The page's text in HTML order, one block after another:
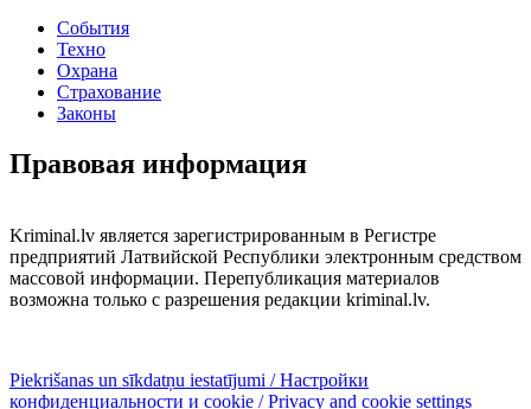
События
Техно
Охрана
Страхование
Законы
Правовая информация
Kriminal.lv является зарегистрированным в Регистре
предприятий Латвийской Республики электронным средством
массовой информации. Перепубликация материалов
возможна только с разрешения редакции kriminal.lv.
Piekrišanas un sīkdatņu iestatījumi / Настройки
конфиденциальности и cookie / Privacy and cookie settings